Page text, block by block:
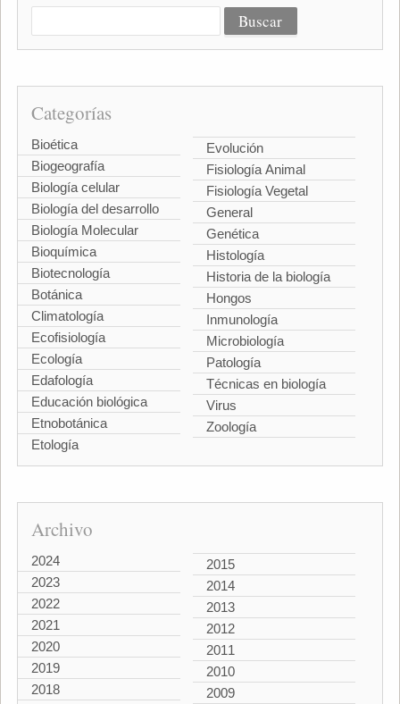
Categorías
Bioética
Biogeografía
Biología celular
Biología del desarrollo
Biología Molecular
Bioquímica
Biotecnología
Botánica
Climatología
Ecofisiología
Ecología
Edafología
Educación biológica
Etnobotánica
Etología
Evolución
Fisiología Animal
Fisiología Vegetal
General
Genética
Histología
Historia de la biología
Hongos
Inmunología
Microbiología
Patología
Técnicas en biología
Virus
Zoología
Archivo
2024
2023
2022
2021
2020
2019
2018
2015
2014
2013
2012
2011
2010
2009